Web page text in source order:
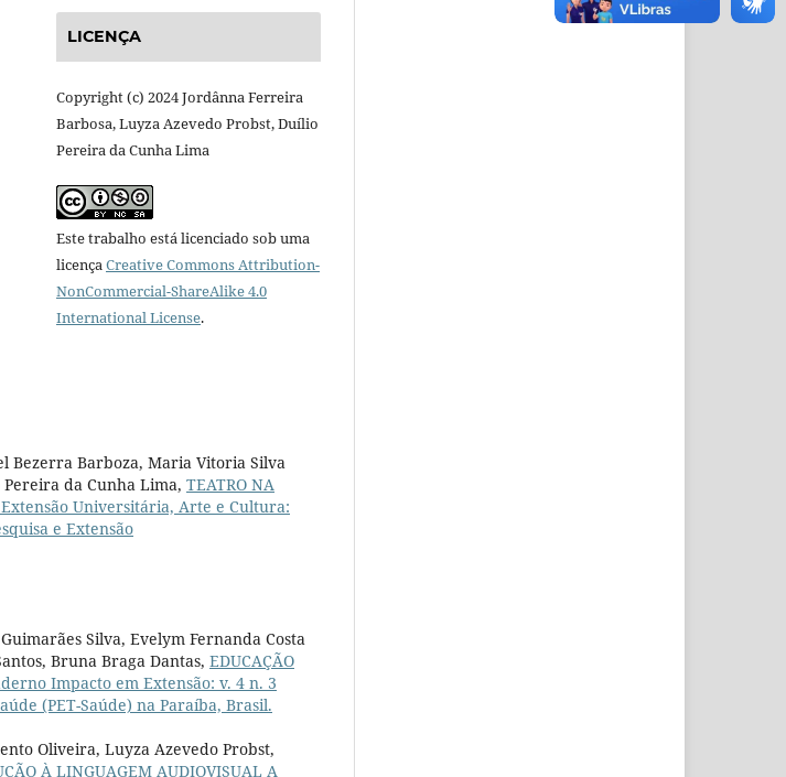
LICENÇA
Copyright (c) 2024 Jordânna Ferreira
Barbosa, Luyza Azevedo Probst, Duílio
Pereira da Cunha Lima
Este trabalho está licenciado sob uma
licençaCreative Commons Attribution-
NonCommercial-ShareAlike 4.0
International License.
Bezerra Barboza, Maria Vitoria Silva
da Cunha Lima, TEATRO NA
Universitária, Arte e Cultura:
e Extensão
Silva, Evelym Fernanda Costa
Bruna Braga Dantas, EDUCAÇÃO
Impacto em Extensão: v. 4 n. 3
(PET-Saúde) na Paraíba, Brasil.
Oliveira, Luyza Azevedo Probst,
À LINGUAGEM AUDIOVISUAL A